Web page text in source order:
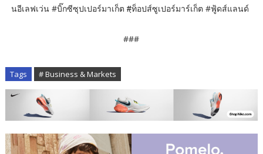
นอีเลฟเว่น #บิ๊กซีซุปเปอร์มาเก็ต #ฺท็อปส์ซูเปอร์มาร์เก็ต #ฟู้ดส์แลนด์
###
Tags # Business & Markets